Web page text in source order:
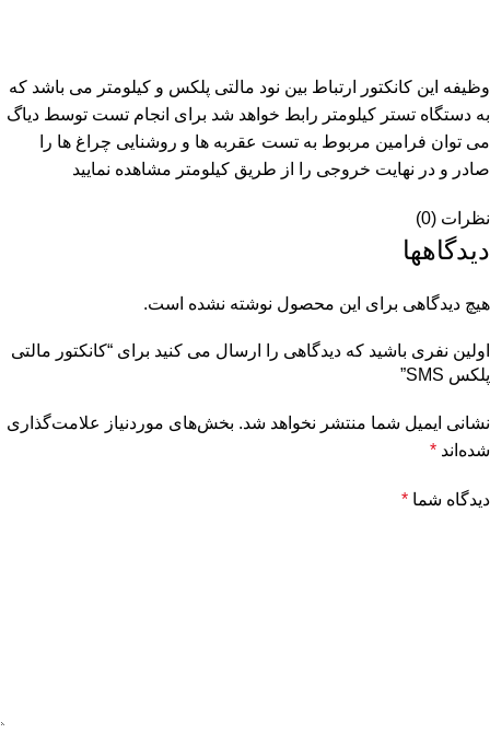
وظیفه این کانکتور ارتباط بین نود مالتی پلکس و کیلومتر می باشد که
به دستگاه تستر کیلومتر رابط خواهد شد برای انجام تست توسط دیاگ
می توان فرامین مربوط به تست عقربه ها و روشنایی چراغ ها را
صادر و در نهایت خروجی را از طریق کیلومتر مشاهده نمایید
نظرات (0)
دیدگاهها
هیچ دیدگاهی برای این محصول نوشته نشده است.
اولین نفری باشید که دیدگاهی را ارسال می کنید برای “کانکتور مالتی
پلکس SMS”
نشانی ایمیل شما منتشر نخواهد شد. بخش‌های موردنیاز علامت‌گذاری
شده‌اند *
دیدگاه شما *